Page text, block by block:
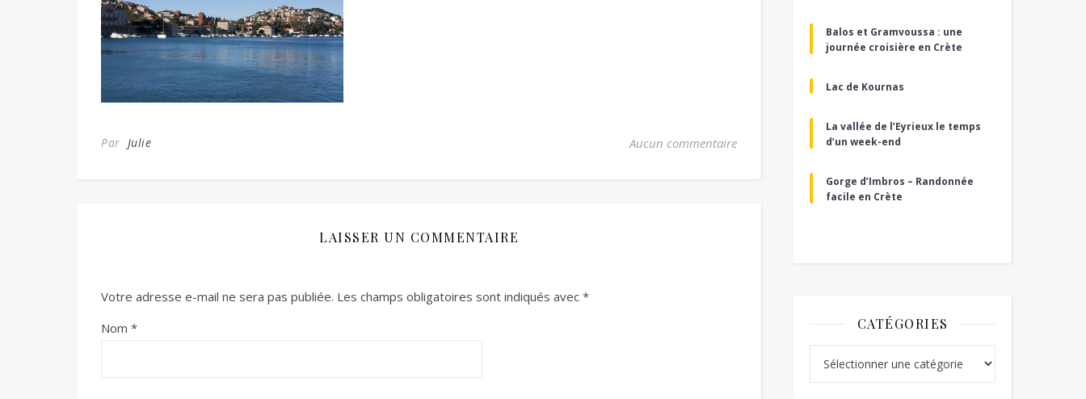
Par Julie Aucun commentaire
LAISSER UN COMMENTAIRE
Votre adresse e-mail ne sera pas publiée. Les champs obligatoires sont indiqués avec *
Nom *
Balos et Gramvoussa : une
journée croisière en Crète
Lac de Kournas
La vallée de l’Eyrieux le temps
d’un week-end
Gorge d’Imbros – Randonnée
facile en Crète
CATÉGORIES